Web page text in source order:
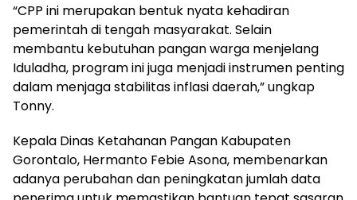
“CPP ini merupakan bentuk nyata kehadiran
pemerintah di tengah masyarakat. Selain
membantu kebutuhan pangan warga menjelang
Iduladha, program ini juga menjadi instrumen penting
dalam menjaga stabilitas inflasi daerah,” ungkap
Tonny.
Kepala Dinas Ketahanan Pangan Kabupaten
Gorontalo, Hermanto Febie Asona, membenarkan
adanya perubahan dan peningkatan jumlah data